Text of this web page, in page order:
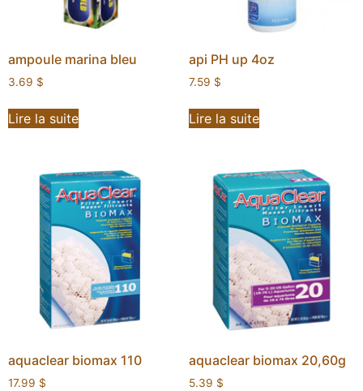
ampoule marina bleu
3.69 $
Lire la suite
api PH up 4oz
7.59 $
Lire la suite
aquaclear biomax 110
17.99 $
aquaclear biomax 20,60g
5.39 $